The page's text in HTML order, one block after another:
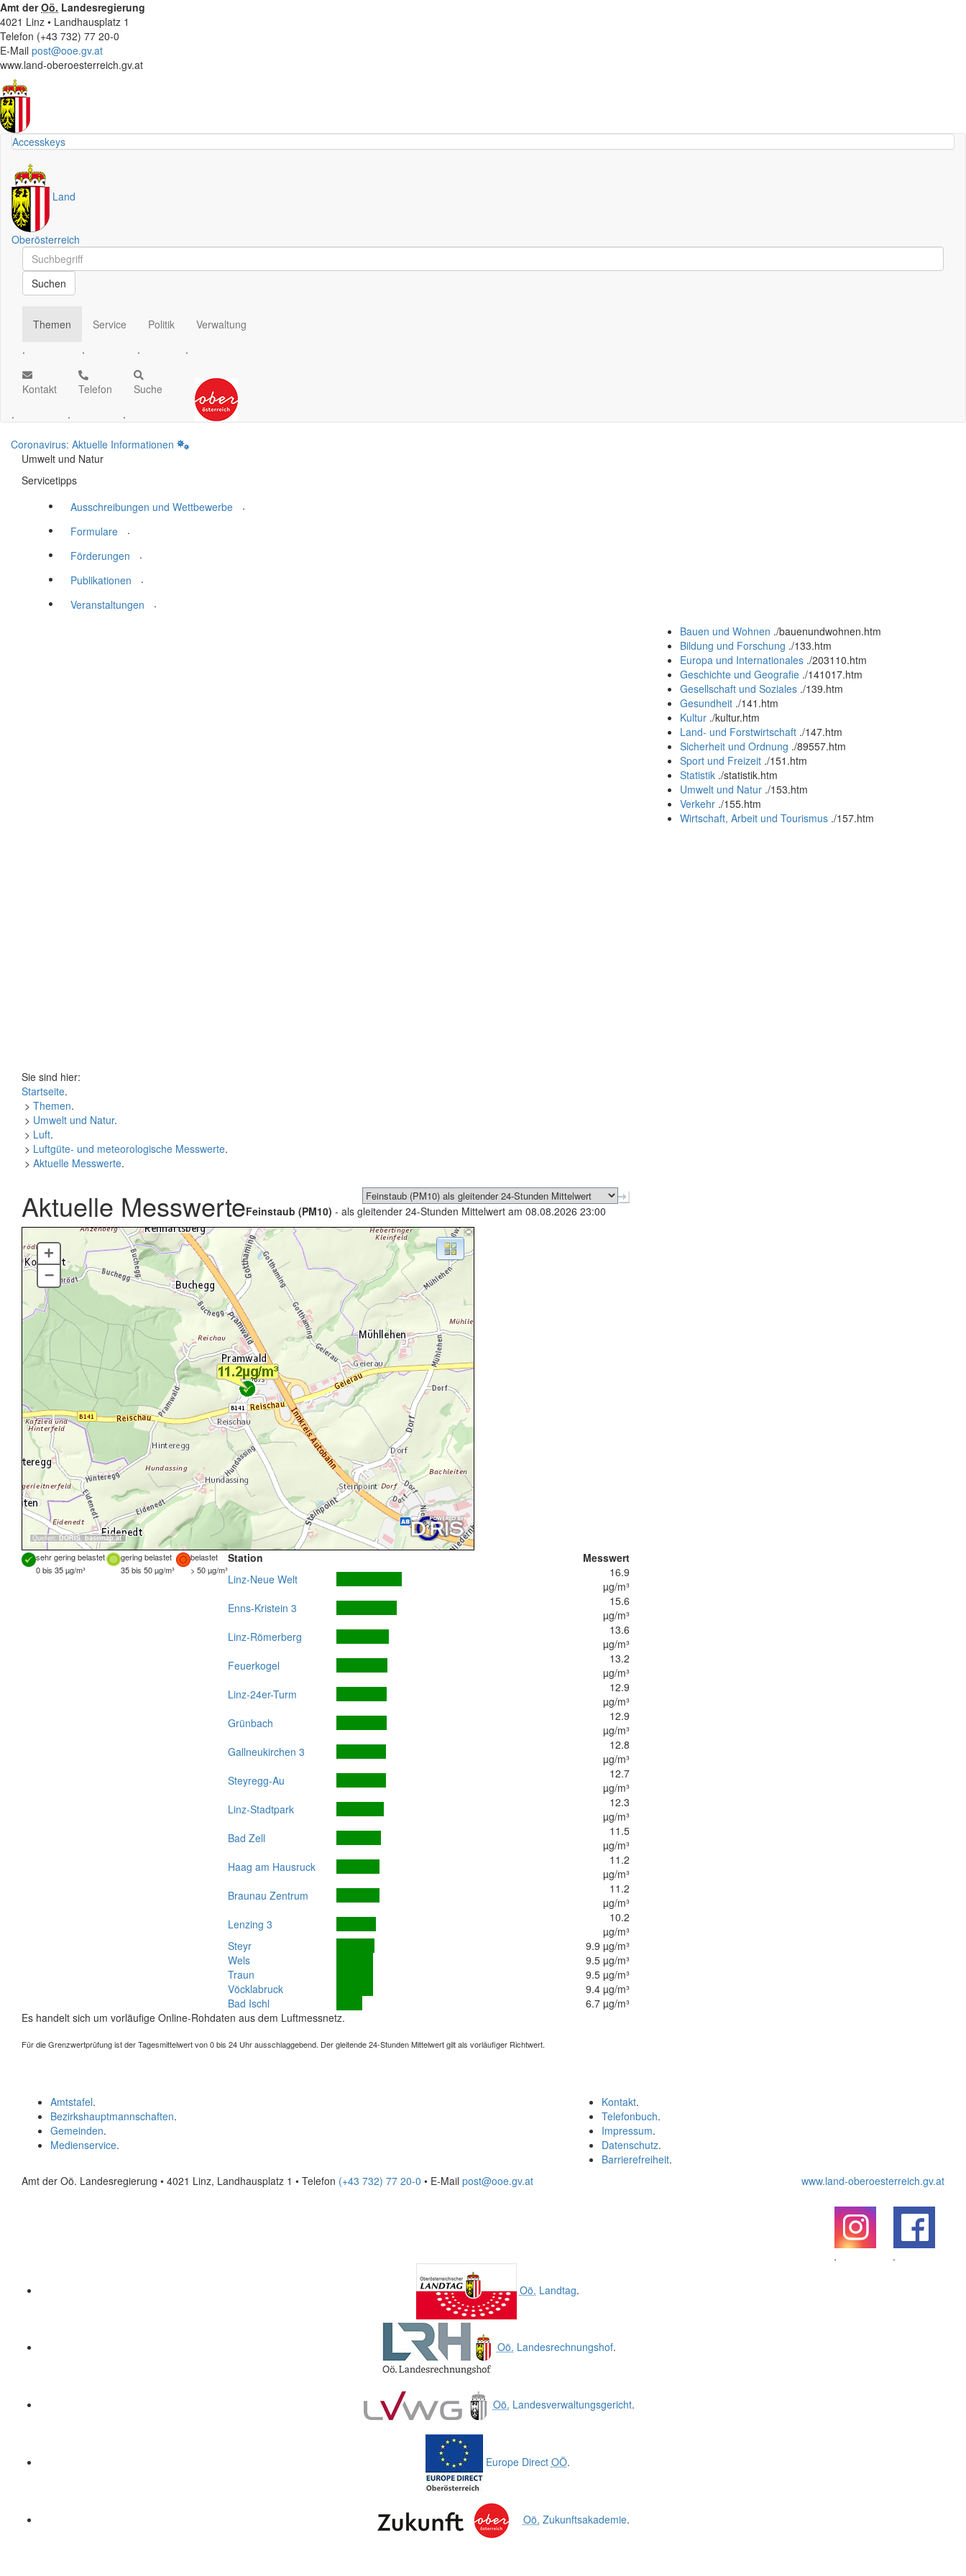
Amt derOö. Landesregierung
4021 Linz • Landhausplatz 1
Telefon (+43 732) 77 20-0
E-Mail post@ooe.gv.at
www.land-oberoesterreich.gv.at
Accesskeys
Land
Oberösterreich
Schnellsuche
Schnellsuche
Suchen
Themen
.
Service
.
Politik
.
Verwaltung
.
Kontakt
.
Telefon
.
Suche
.
Coronavirus: Aktuelle Informationen
Umwelt und Natur
Servicetipps
Ausschreibungen und Wettbewerbe
.
Formulare
.
Förderungen
.
Publikationen
.
Veranstaltungen
.
Bauen und Wohnen ./bauenundwohnen.htm
Bildung und Forschung ./133.htm
Europa und Internationales ./203110.htm
Geschichte und Geografie ./141017.htm
Gesellschaft und Soziales ./139.htm
Gesundheit ./141.htm
Kultur ./kultur.htm
Land- und Forstwirtschaft ./147.htm
Sicherheit und Ordnung ./89557.htm
Sport und Freizeit ./151.htm
Statistik ./statistik.htm
Umwelt und Natur ./153.htm
Verkehr ./155.htm
Wirtschaft, Arbeit und Tourismus ./157.htm
Sie sind hier:
Startseite.
> Themen.
> Umwelt und Natur.
> Luft.
> Luftgüte- und meteorologische Messwerte.
> Aktuelle Messwerte.
Aktuelle MesswerteFeinstaub (PM10) - als gleitender 24-Stunden Mittelwert am 08.08.2026 23:00
Quellen: DORIS, basemap.at
+
–
sehr gering belastet gering belastet
belastet
0 bis 35 µg/m³
35 bis 50 µg/m³ > 50 µg/m³
Station
Messwert
Linz-Neue Welt
16.9
µg/m³
Enns-Kristein 3
15.6
µg/m³
Linz-Römerberg
13.6
µg/m³
Feuerkogel
13.2
µg/m³
Linz-24er-Turm
12.9
µg/m³
Grünbach
12.9
µg/m³
Gallneukirchen 3
12.8
µg/m³
Steyregg-Au
12.7
µg/m³
Linz-Stadtpark
12.3
µg/m³
Bad Zell
11.5
µg/m³
Haag am Hausruck
11.2
µg/m³
Braunau Zentrum
11.2
µg/m³
Lenzing 3
10.2
µg/m³
Steyr
9.9 µg/m³
Wels
9.5 µg/m³
Traun
9.5 µg/m³
Vöcklabruck
9.4 µg/m³
Bad Ischl
6.7 µg/m³
Es handelt sich um vorläufige Online-Rohdaten aus dem Luftmessnetz.
Für die Grenzwertprüfung ist der Tagesmittelwert von 0 bis 24 Uhr ausschlaggebend. Der gleitende 24-Stunden Mittelwert gilt als vorläufiger Richtwert.
Kontakt.
Telefonbuch.
Impressum.
Datenschutz.
Barrierefreiheit.
Amtstafel.
Bezirkshauptmannschaften.
Gemeinden.
Medienservice.
Amt der Oö. Landesregierung • 4021 Linz, Landhausplatz 1 • Telefon (+43 732) 77 20-0 • E-Mail post@ooe.gv.at www.land-oberoesterreich.gv.at
.
.
Oö. Landtag.
Oö. Landesrechnungshof.
Oö. Landesverwaltungsgericht.
Europe Direct OÖ.
Oö. Zukunftsakademie.